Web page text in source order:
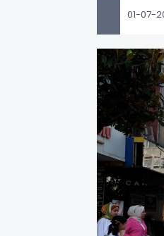
01-07-